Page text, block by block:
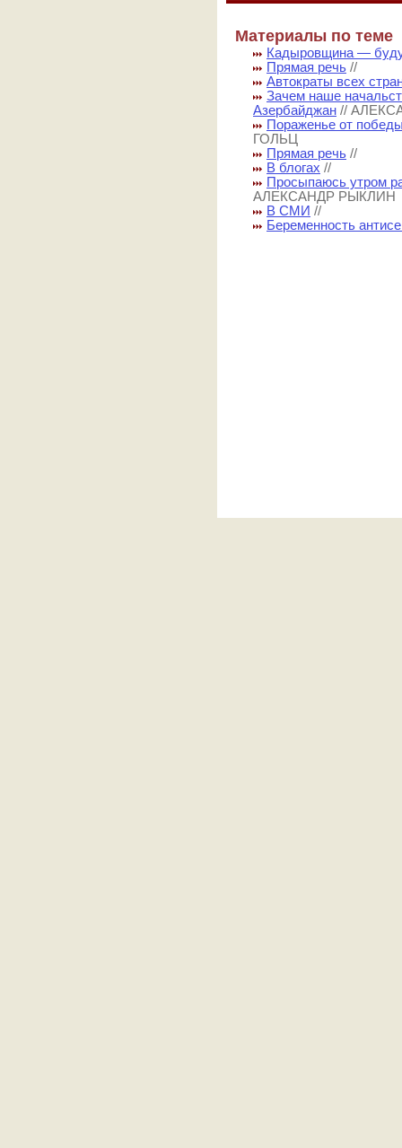
Материалы по теме
Кадыровщина —
Прямая речь //
Автократы всех
Зачем наше
Азербайджан //
Пораженье от
ГОЛЬЦ
Прямая речь //
В блогах //
Просыпаюсь утром
АЛЕКСАНДР РЫКЛИН
В СМИ //
Беременность